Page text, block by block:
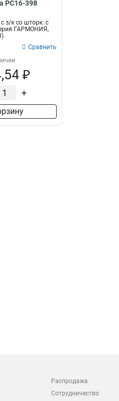
РС16-398
з/к со шторк. с
ГАРМОНИЯ,
Сравнить
₽
+
Распродажа
Сотрудничество